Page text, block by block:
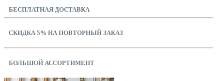
БЕСПЛАТНАЯ ДОСТАВКА
СКИДКА 5% НА ПОВТОРНЫЙ ЗАКАЗ
БОЛЬШОЙ АССОРТИМЕНТ